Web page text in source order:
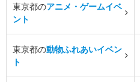
東京都のアニメ・ゲームイベ
ント
東京都の動物ふれあいイベン
ト